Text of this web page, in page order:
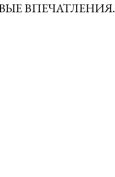
ВПЕЧАТЛЕНИЯ.